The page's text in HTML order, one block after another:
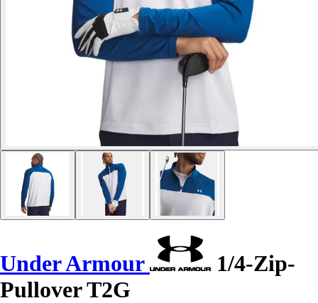
Under Armour
1/4-Zip-
Pullover T2G